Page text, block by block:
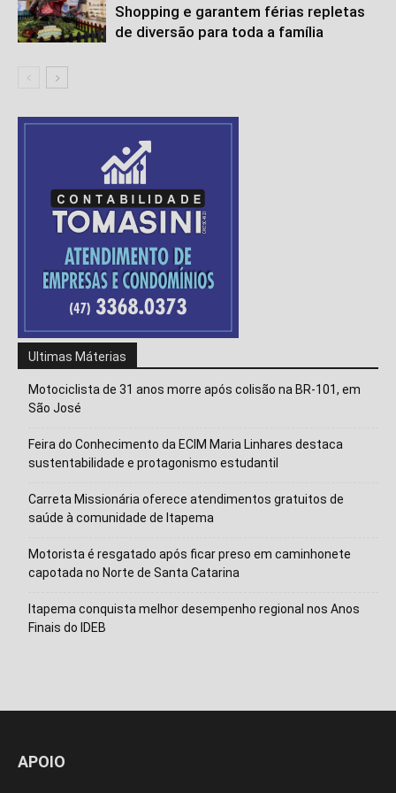
Shopping e garantem férias repletas
de diversão para toda a família
Ultimas Máterias
Motociclista de 31 anos morre após colisão na BR-101, em
São José
Feira do Conhecimento da ECIM Maria Linhares destaca
sustentabilidade e protagonismo estudantil
Carreta Missionária oferece atendimentos gratuitos de
saúde à comunidade de Itapema
Motorista é resgatado após ficar preso em caminhonete
capotada no Norte de Santa Catarina
Itapema conquista melhor desempenho regional nos Anos
Finais do IDEB
APOIO
Isso vai fechar em